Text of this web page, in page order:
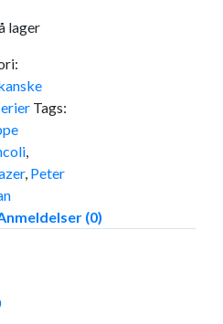
lager
Tags:
,
, Peter
(0)